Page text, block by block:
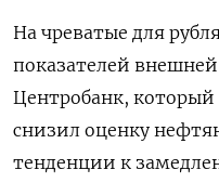
На чреватые для
показателей
Центробанк, который
снизил оценку
тенденции к